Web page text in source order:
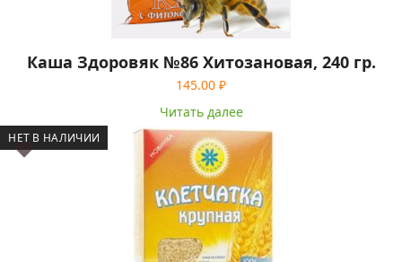
Каша Здоровяк №86 Хитозановая, 240 гр.
145.00 ₽
Читать далее
НЕТ В НАЛИЧИИ